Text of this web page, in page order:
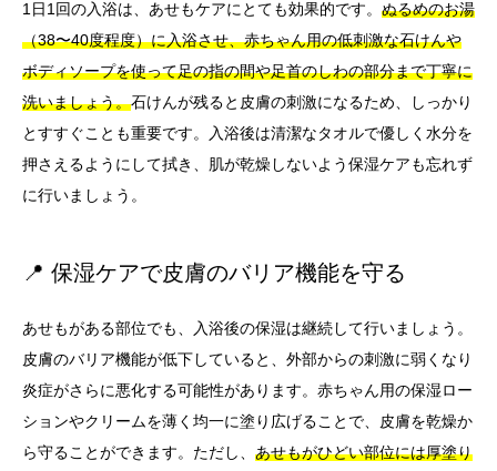
1日1回の入浴は、あせもケアにとても効果的です。 ぬるめのお湯
（38〜40度程度）に入浴させ、赤ちゃん用の低刺激な石けんや
ボディソープを使って足の指の間や足首のしわの部分まで丁寧に
洗いましょう。石けんが残ると皮膚の刺激になるため、しっかり
とすすぐことも重要です。入浴後は清潔なタオルで優しく水分を
押さえるようにして拭き、肌が乾燥しないよう保湿ケアも忘れず
に行いましょう。
📍 保湿ケアで皮膚のバリア機能を守る
あせもがある部位でも、入浴後の保湿は継続して行いましょう。
皮膚のバリア機能が低下していると、外部からの刺激に弱くなり
炎症がさらに悪化する可能性があります。赤ちゃん用の保湿ロー
ションやクリームを薄く均一に塗り広げることで、皮膚を乾燥か
ら守ることができます。ただし、 あせもがひどい部位には厚塗り